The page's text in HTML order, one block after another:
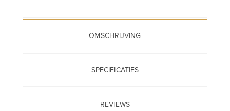
OMSCHRIJVING
SPECIFICATIES
REVIEWS